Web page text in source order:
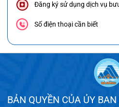
Đăng ký sử dụng dịch vụ
Số điện thoại cần biết
BẢN QUYỀN CỦA ỦY